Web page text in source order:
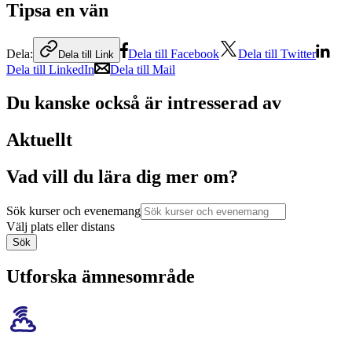
Tipsa en vän
Dela: Dela till Link Dela till Facebook
Dela till Twitter
Dela till LinkedIn
Dela till Mail
Du kanske också är intresserad av
Aktuellt
Vad vill du lära dig mer om?
Sök kurser och evenemang
Välj plats eller distans
Sök
Utforska ämnesområde